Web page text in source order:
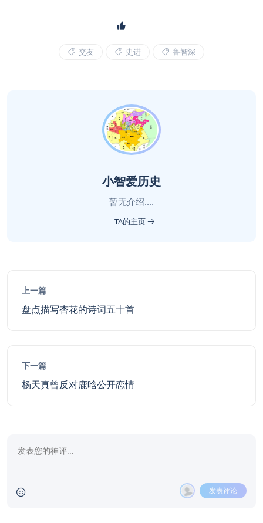
交友 史进 鲁智深
小智爱历史
暂无介绍....
TA的主页
上一篇
盘点描写杏花的诗词五十首
下一篇
杨天真曾反对鹿晗公开恋情
发表评论